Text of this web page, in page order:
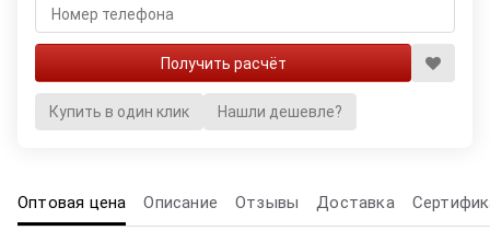
Купить в один клик Нашли дешевле?
Оптовая цена Описание Отзывы Доставка